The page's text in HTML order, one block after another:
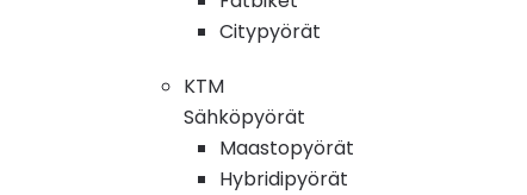
Citypyörät
KTM
Sähköpyörät
Maastopyörät
Hybridipyörät